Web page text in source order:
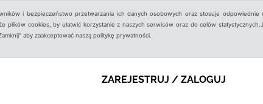
i bezpieczeństwo przetwarzania ich danych osobowych oraz stosuje odpowiednie
plików cookies, by ułatwić korzystanie z naszych serwisów oraz do celów
aby zaakceptować naszą politykę prywatności.
ZAREJESTRUJ / ZALOGUJ